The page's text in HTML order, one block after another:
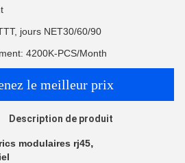
jours NET30/60/90
4200K-PCS/Month
le meilleur prix
Description de produit
modulaires rj45,